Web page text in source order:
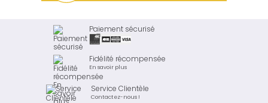
Paiement sécurisé
Fidélité récompensée
En savoir plus
Service Clientèle
Contactez-nous !